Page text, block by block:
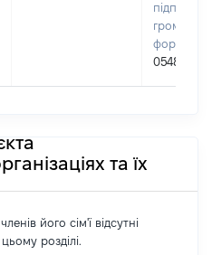
05484089
та їх
його сім'ї відсутні
розділі.